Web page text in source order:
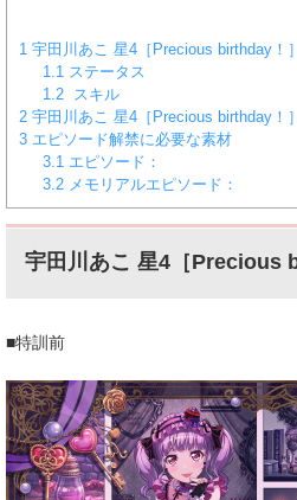
1 宇田川あこ 星4［Precious birthday！］
1.1ステータス
1.2スキル
2 宇田川あこ 星4［Precious birthday！
3 エピソード解禁に必要な素材
3.1エピソード：
3.2メモリアルエピソード：
宇田川あこ 星4［Precious
■特訓前